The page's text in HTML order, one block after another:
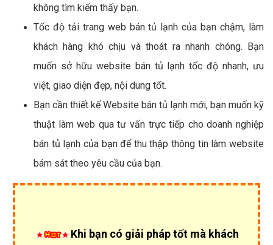
không tìm kiếm thấy bạn.
Tốc độ tải trang web bán tủ lạnh của bạn chậm, làm
khách hàng khó chịu và thoát ra nhanh chóng. Bạn
muốn sở hữu website bán tủ lạnh tốc độ nhanh, ưu
việt, giao diện đẹp, nội dung tốt.
Bạn cần thiết kế Website bán tủ lạnh mới, bạn muốn kỹ
thuật làm web qua tư vấn trực tiếp cho doanh nghiệp
bán tủ lạnh của bạn để thu thập thông tin làm website
bám sát theo yêu cầu của bạn.
Khi bạn có giải pháp tốt mà khách